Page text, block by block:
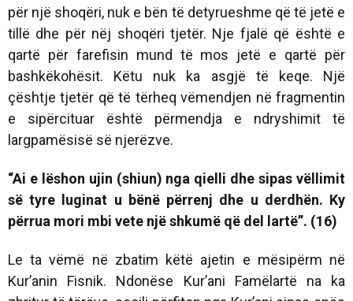
për një shoqëri, nuk e bën të detyrueshme që të jetë e
tillë dhe për nëj shoqëri tjetër. Nje fjalë që është e
qartë për farefisin mund të mos jetë e qartë për
bashkëkohësit. Këtu nuk ka asgjë të keqe. Një
çështje tjetër që të tërheq vëmendjen në fragmentin
e sipërcituar është përmendja e ndryshimit të
largpamësisë së njerëzve.
“Ai e lëshon ujin (shiun) nga qielli dhe sipas vëllimit
së tyre luginat u bënë përrenj dhe u derdhën. Ky
përrua mori mbi vete një shkumë që del lartë”. (16)
Le ta vëmë në zbatim këtë ajetin e mësipërm në
Kur’anin Fisnik. Ndonëse Kur’ani Famëlartë na ka